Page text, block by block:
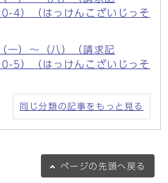
4）（はっけんこざいじっそ
一）〜（八）（請求記
5）（はっけんこざいじっそ
同じ分類の記事をもっと見る
ページの 先頭へ戻る